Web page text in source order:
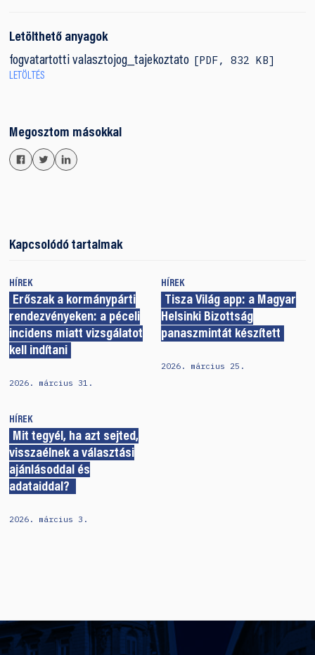
Letölthető anyagok
fogvatartotti valasztojog_tajekoztato
PDF,832 KB
LETÖLTÉS
Megosztom másokkal
Kapcsolódó tartalmak
HÍREK
Erőszak a kormánypárti
rendezvényeken: a péceli
incidens miatt vizsgálatot
kell indítani
2026. március 31.
HÍREK
Tisza Világ app: a Magyar
Helsinki Bizottság
panaszmintát készített
2026. március 25.
HÍREK
Mit tegyél, ha azt sejted,
visszaélnek a választási
ajánlásoddal és
adataiddal?
2026. március 3.